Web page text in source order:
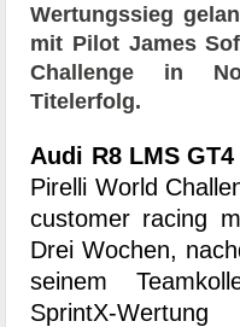
Wertungssieg
mit Pilot James
Challenge in
Titelerfolg.
Audi R8 LMS GT4
Pirelli World
customer racing
Drei Wochen,
seinem
SprintX-